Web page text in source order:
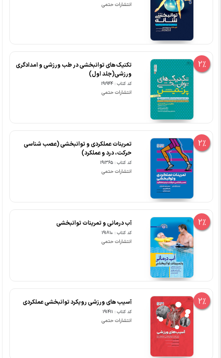
انتشارات حتمی
2%
تکنیک های توانبخشی در طب ورزشی و امدادگری
ورزشی(جلد اول)
کد کتاب : 191944
انتشارات حتمی
2%
تمرینات عملکردی و توانبخشی (عصب شناسی
حرکت، درد و عملکرد)
کد کتاب : 191365
انتشارات حتمی
2% آب درمانی و تمرینات توانبخشی
کد کتاب : 191810
انتشارات حتمی
2% آسیب های ورزشی رویکرد توانبخشی عملکردی
کد کتاب : 191411
انتشارات حتمی